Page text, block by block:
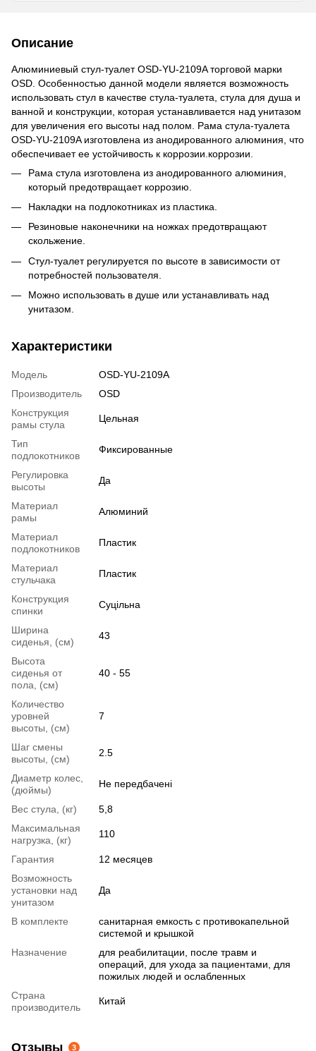
Описание
Алюминиевый стул-туалет OSD-YU-2109A торговой марки
OSD. Особенностью данной модели является возможность
использовать стул в качестве стула-туалета, стула для душа и
ванной и конструкции, которая устанавливается над унитазом
для увеличения его высоты над полом. Рама стула-туалета
OSD-YU-2109A изготовлена из анодированного алюминия, что
обеспечивает ее устойчивость к коррозии.коррозии.
Рама стула изготовлена из анодированного алюминия,
который предотвращает коррозию.
Накладки на подлокотниках из пластика.
Резиновые наконечники на ножках предотвращают
скольжение.
Стул-туалет регулируется по высоте в зависимости от
потребностей пользователя.
Можно использовать в душе или устанавливать над
унитазом.
Характеристики
Модель
OSD-YU-2109A
Производитель
OSD
Конструкция
рамы стула
Цельная
Тип
подлокотников
Фиксированные
Регулировка
высоты
Да
Материал
рамы
Алюминий
Материал
подлокотников
Пластик
Материал
стульчака
Пластик
Конструкция
спинки
Суцільна
Ширина
сиденья, (см)
43
Высота
сиденья от
пола, (см)
40 - 55
Количество
уровней
высоты, (см)
7
Шаг смены
высоты, (см)
2.5
Диаметр колес,
(дюймы)
Не передбачені
Вес стула, (кг)
5,8
Максимальная
нагрузка, (кг)
110
Гарантия
12 месяцев
Возможность
установки над
унитазом
Да
В комплекте
санитарная емкость с противокапельной
системой и крышкой
Назначение
для реабилитации
после травм и
операций
для ухода за пациентами
для
пожилых людей и ослабленных
Страна
производитель
Китай
Отзывы 3